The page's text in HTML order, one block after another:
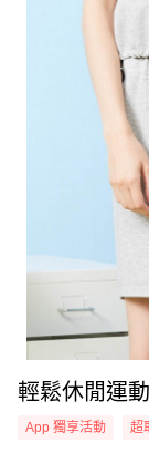
輕鬆休閒運
App 獨享活動 超